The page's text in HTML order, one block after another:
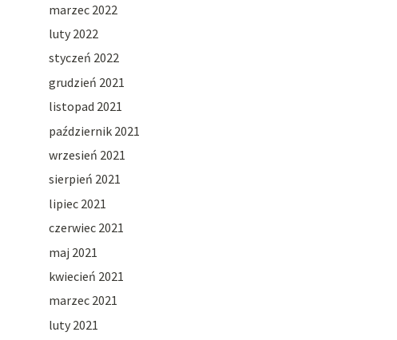
marzec 2022
luty 2022
styczeń 2022
grudzień 2021
listopad 2021
październik 2021
wrzesień 2021
sierpień 2021
lipiec 2021
czerwiec 2021
maj 2021
kwiecień 2021
marzec 2021
luty 2021